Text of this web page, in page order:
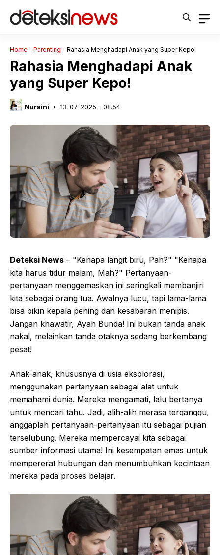
Home - Parenting - Rahasia Menghadapi Anak yang Super Kepo!
Rahasia Menghadapi Anak
yang Super Kepo!
Nuraini 13-07-2025 - 08.54
Deteksi News – "Kenapa langit biru, Pah?" "Kenapa
kita harus tidur malam, Mah?" Pertanyaan-
pertanyaan menggemaskan ini seringkali membanjiri
kita sebagai orang tua. Awalnya lucu, tapi lama-lama
bisa bikin kepala pening dan kesabaran menipis.
Jangan khawatir, Ayah Bunda! Ini bukan tanda anak
nakal, melainkan tanda otaknya sedang berkembang
pesat!
Anak-anak, khususnya di usia eksplorasi,
menggunakan pertanyaan sebagai alat untuk
memahami dunia. Mereka mengamati, lalu bertanya
untuk mencari tahu. Jadi, alih-alih merasa terganggu,
anggaplah pertanyaan-pertanyaan itu sebagai pujian
terselubung. Mereka mempercayai kita sebagai
sumber informasi utama! Ini kesempatan emas untuk
mempererat hubungan dan menumbuhkan kecintaan
mereka pada proses belajar.